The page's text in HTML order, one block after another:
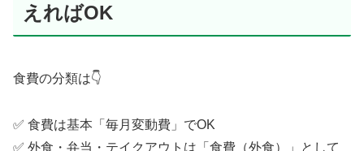
えればOK
食費の分類は👇
✅ 食費は基本「毎月変動費」でOK
✅ 外食・弁当・テイクアウトは「食費（外食）」として